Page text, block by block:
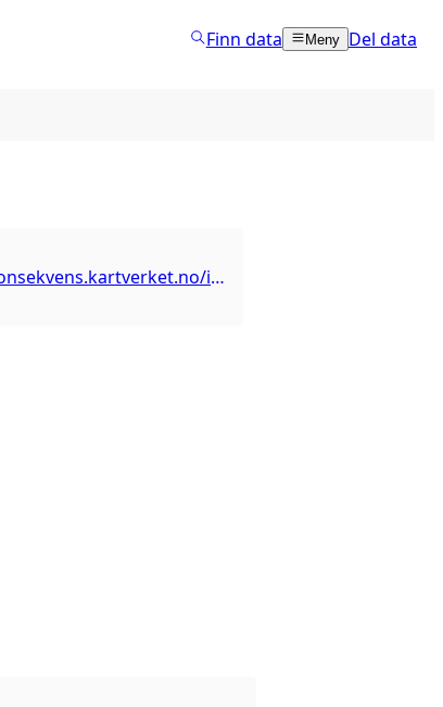
Finn data Meny Del data
https://stormflo-konsekvens.kartverket.no/index.html#tag/Konsekvenser-ved-stormflo-og-havniva